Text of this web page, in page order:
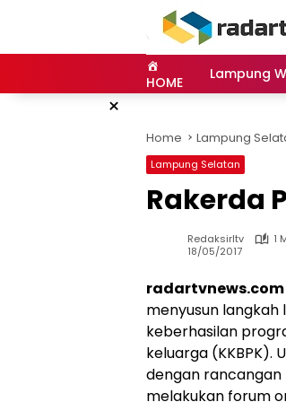
HOME Lampung
×
Home Lampung
Lampung Selatan
Rakerda
Redaksirltv
1
18/05/2017
radartvnews.com
menyusun
keberhasilan
keluarga
dengan
melakukan forum